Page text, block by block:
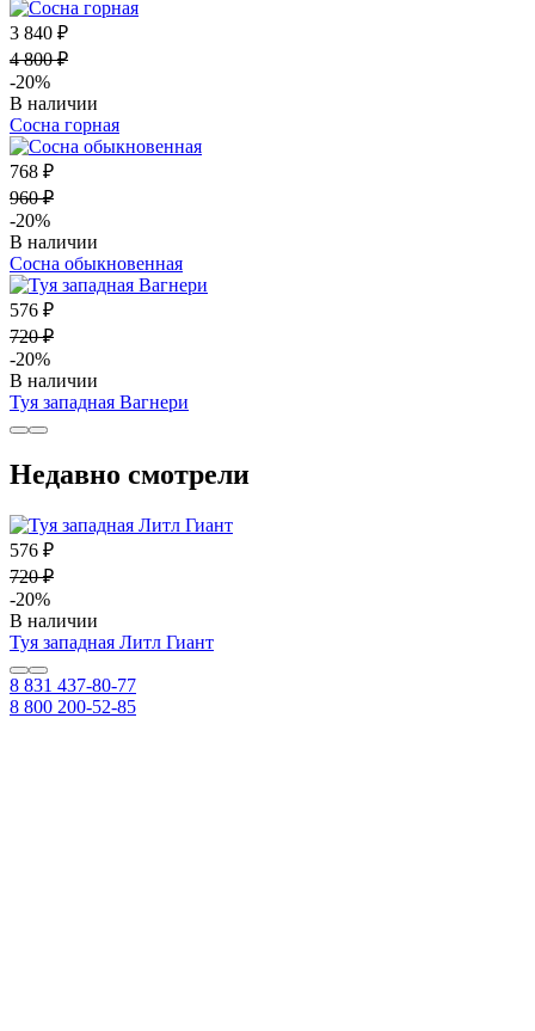
3 840 ₽
4 800 ₽
-20%
В наличии
Сосна горная
768 ₽
960 ₽
-20%
В наличии
Сосна обыкновенная
576 ₽
720 ₽
-20%
В наличии
Туя западная Вагнери
Недавно смотрели
576 ₽
720 ₽
-20%
В наличии
Туя западная Литл Гиант
8 831 437-80-77
8 800 200-52-85